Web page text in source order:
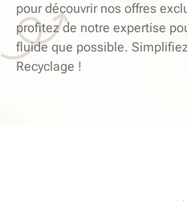
pour découvrir nos offres
profitez de notre expertise
fluide que possible.
Recyclage !